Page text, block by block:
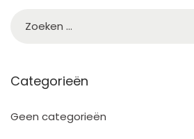
Categorieën
Geen categorieën